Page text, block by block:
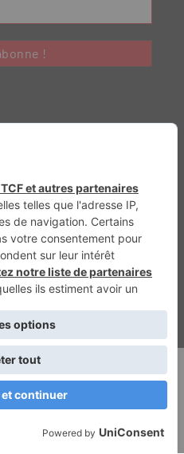
Trial Mag Sport-Bikes
Maisons A Vivre
en haut